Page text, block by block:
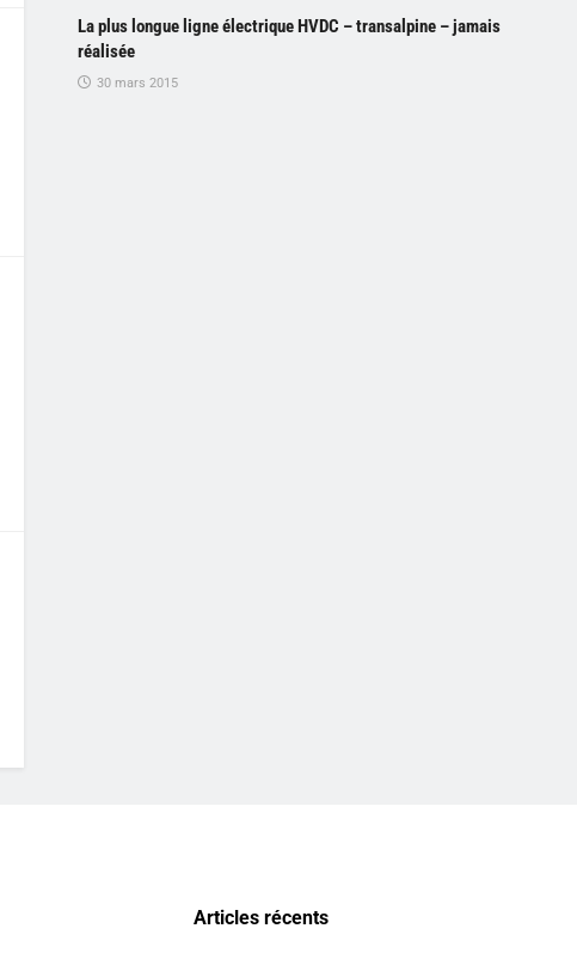
La plus longue ligne électrique HVDC – transalpine – jamais
réalisée
30 mars 2015
Articles récents